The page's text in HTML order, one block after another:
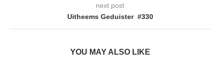
next post
Uitheems Geduister #330
YOU MAY ALSO LIKE